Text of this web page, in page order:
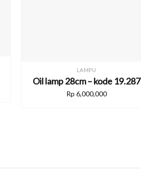
LAMPU
Oil lamp 28cm – kode 19.287
Rp 6,000,000